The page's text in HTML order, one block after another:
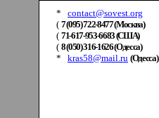
*
contact@sovest.org
( 7 (095) 722-8477 (Москва)
( 71-617-953-6683 (США)
( 8 (050) 316-1626 (Одесса)
*
kras58@mail.ru (Одесса)